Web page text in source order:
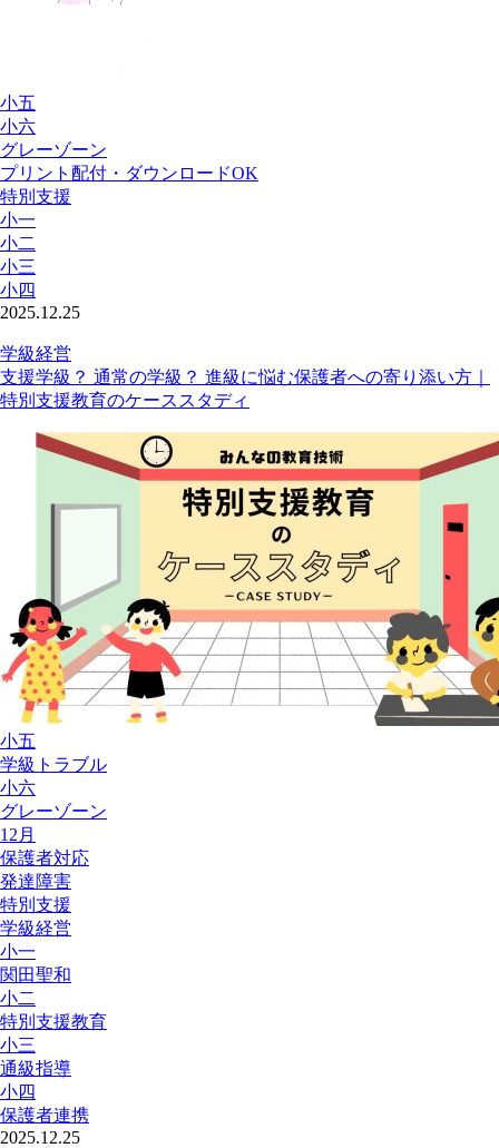
小五
小六
グレーゾーン
プリント配付・ダウンロードOK
特別支援
小一
小二
小三
小四
2025.12.25
学級経営
支援学級？ 通常の学級？ 進級に悩む保護者への寄り添い方｜
特別支援教育のケーススタディ
小五
学級トラブル
小六
グレーゾーン
12月
保護者対応
発達障害
特別支援
学級経営
小一
関田聖和
小二
特別支援教育
小三
通級指導
小四
保護者連携
2025.12.25